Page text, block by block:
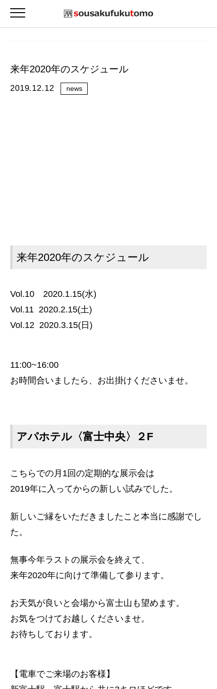
来年2020年のスケジュール
2019.12.12 news
来年2020年のスケジュール
Vol.10 2020.1.15(水)
Vol.11 2020.2.15(土)
Vol.12 2020.3.15(日)
11:00~16:00
お時間合いましたら、お出掛けくださいませ。
アパホテル〈富士中央〉２F
こちらでの月1回の定期的な展示会は
2019年に入ってからの新しい試みでした。
新しいご縁をいただきましたこと本当に感謝でし
た。
無事今年ラストの展示会を終えて、
来年2020年に向けて準備して参ります。
お天気が良いと会場から富士山も望めます。
お気をつけてお越しくださいませ。
お待ちしております。
【電車でご来場のお客様】